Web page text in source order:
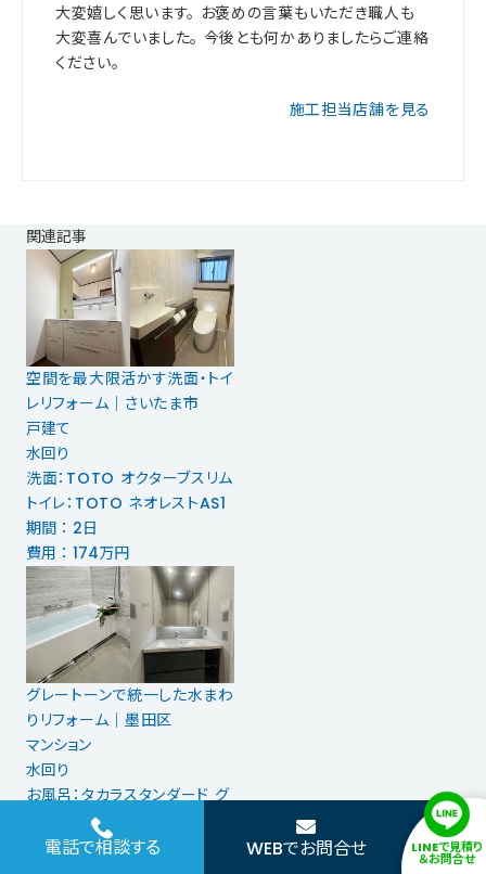
大変嬉しく思います。 お褒めの言葉もいただき職人も
大変喜んでいました。 今後とも何かありましたらご連絡
ください。
施工担当店舗を見る
関連記事
空間を最大限活かす洗面・トイ
レリフォーム｜さいたま市
戸建て
水回り
洗面：TOTO オクターブスリム
トイレ：TOTO ネオレストAS1
期間 ： 2日
費用 ： 174万円
グレートーンで統一した水まわ
りリフォーム｜墨田区
マンション
水回り
お風呂：タカラスタンダード グ
洗面台：アイカ工業 スマートサ
電話で相談する WEBでお問合せ LINEで見積り
＆お問合せ